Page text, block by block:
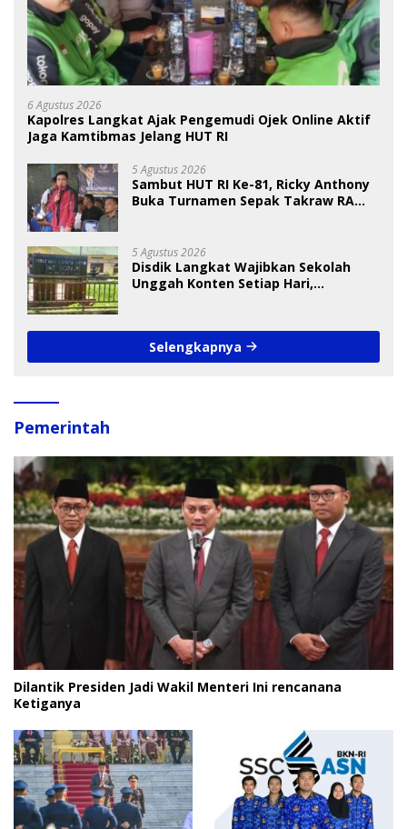
6 Agustus 2026
Kapolres Langkat Ajak Pengemudi Ojek Online Aktif
Jaga Kamtibmas Jelang HUT RI
5 Agustus 2026
Sambut HUT RI Ke-81, Ricky Anthony
Buka Turnamen Sepak Takraw RA
5 Agustus 2026
Disdik Langkat Wajibkan Sekolah
Unggah Konten Setiap Hari,
Selengkapnya
Pemerintah
Dilantik Presiden Jadi Wakil Menteri Ini rencanana
Ketiganya